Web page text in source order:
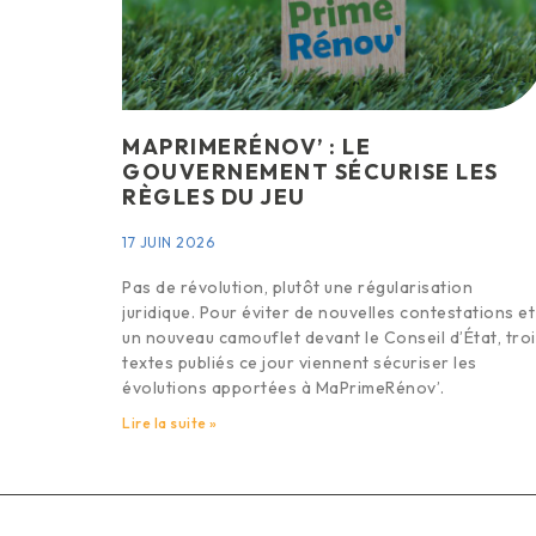
MAPRIMERÉNOV’ : LE
GOUVERNEMENT SÉCURISE LES
RÈGLES DU JEU
17 JUIN 2026
Pas de révolution, plutôt une régularisation
juridique. Pour éviter de nouvelles contestations et
un nouveau camouflet devant le Conseil d’État,
textes publiés ce jour viennent sécuriser les
évolutions apportées à MaPrimeRénov’.
Lire la suite »